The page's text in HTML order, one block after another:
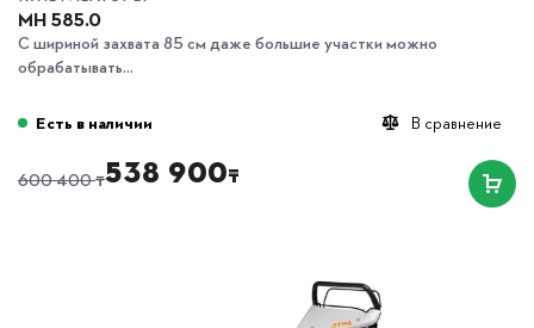
MH 585.0
С шириной захвата 85 см даже большие участки можно
обрабатывать...
В сравнение
Есть в наличии
600 400₸538 900₸